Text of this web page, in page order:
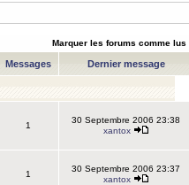
Marquer les forums comme lus
Messages Dernier message
1
30 Septembre 2006 23:38
xantox
1
30 Septembre 2006 23:37
xantox